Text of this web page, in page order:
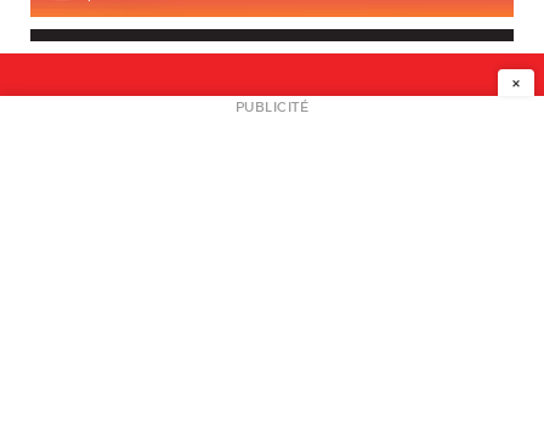
NEWSLETTER
×
PUBLICITÉ